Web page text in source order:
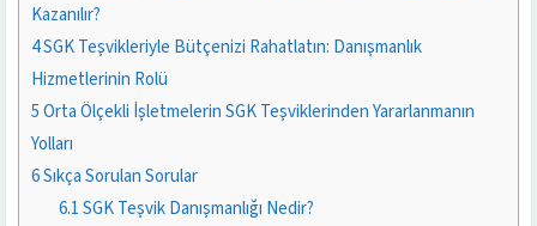
Kazanılır?
4SGK Teşvikleriyle Bütçenizi Rahatlatın: Danışmanlık
Hizmetlerinin Rolü
5Orta Ölçekli İşletmelerin SGK Teşviklerinden Yararlanmanın
Yolları
6Sıkça Sorulan Sorular
6.1SGK Teşvik Danışmanlığı Nedir?